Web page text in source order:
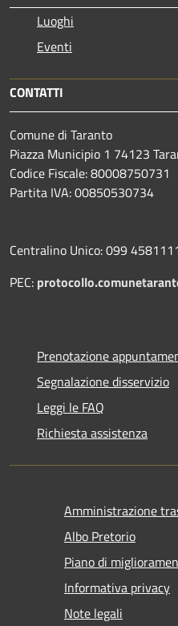
Luoghi
Eventi
CONTATTI
Comune di Taranto
Piazza Municipio 1 74123
Codice Fiscale: 80008750731
Partita IVA: 00850530734
Centralino Unico: 099
PEC:
Prenotazione
Segnalazione disservizio
Leggi le FAQ
Richiesta assistenza
Amministrazione
Albo Pretorio
Piano di
Informativa privacy
Note legali